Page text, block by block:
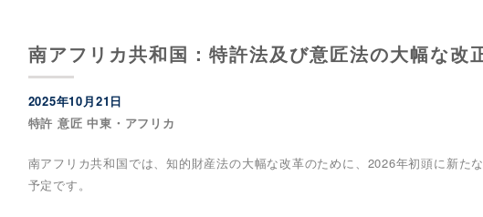
南アフリカ共和国：特許法及び意匠法の大幅な改
2025年10月21日
特許 意匠 中東・アフリカ
南アフリカ共和国では、知的財産法の大幅な改革のために、2026年初頭に新た
予定です。